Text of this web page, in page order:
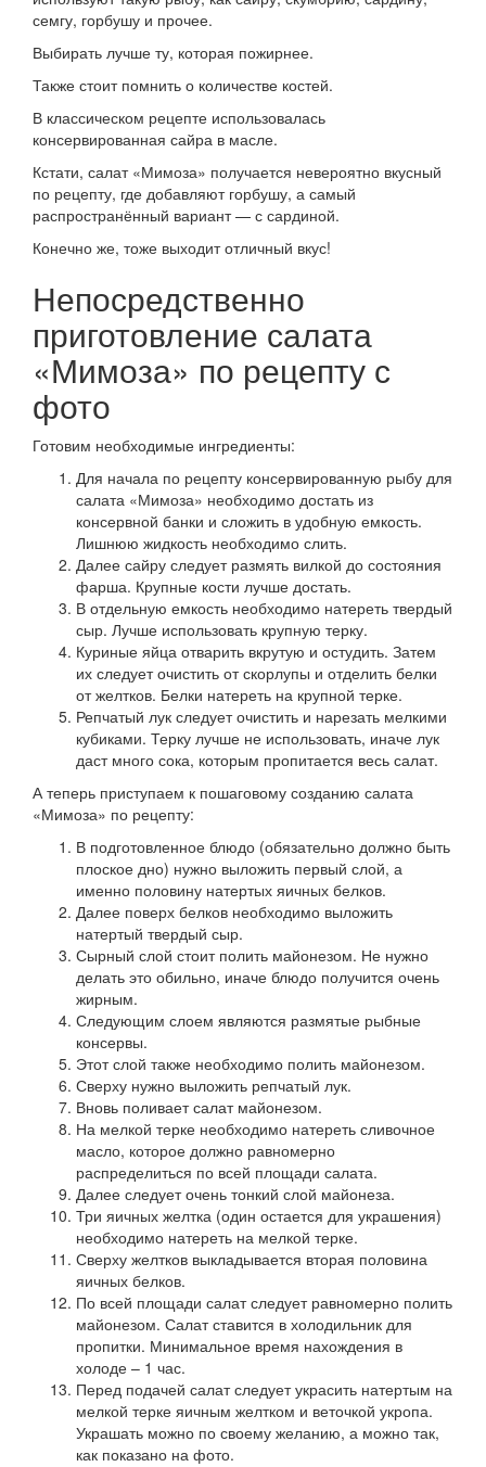
семгу, горбушу и прочее.
Выбирать лучше ту, которая пожирнее.
Также стоит помнить о количестве костей.
В классическом рецепте использовалась
консервированная сайра в масле.
Кстати, салат «Мимоза» получается невероятно вкусный
по рецепту, где добавляют горбушу, а самый
распространённый вариант — с сардиной.
Конечно же, тоже выходит отличный вкус!
Непосредственно
приготовление салата
«Мимоза» по рецепту с
фото
Готовим необходимые ингредиенты:
Для начала по рецепту консервированную рыбу для
салата «Мимоза» необходимо достать из
консервной банки и сложить в удобную емкость.
Лишнюю жидкость необходимо слить.
Далее сайру следует размять вилкой до состояния
фарша. Крупные кости лучше достать.
В отдельную емкость необходимо натереть твердый
сыр. Лучше использовать крупную терку.
Куриные яйца отварить вкрутую и остудить. Затем
их следует очистить от скорлупы и отделить белки
от желтков. Белки натереть на крупной терке.
Репчатый лук следует очистить и нарезать мелкими
кубиками. Терку лучше не использовать, иначе лук
даст много сока, которым пропитается весь салат.
А теперь приступаем к пошаговому созданию салата
«Мимоза» по рецепту:
В подготовленное блюдо (обязательно должно быть
плоское дно) нужно выложить первый слой, а
именно половину натертых яичных белков.
Далее поверх белков необходимо выложить
натертый твердый сыр.
Сырный слой стоит полить майонезом. Не нужно
делать это обильно, иначе блюдо получится очень
жирным.
Следующим слоем являются размятые рыбные
консервы.
Этот слой также необходимо полить майонезом.
Сверху нужно выложить репчатый лук.
Вновь поливает салат майонезом.
На мелкой терке необходимо натереть сливочное
масло, которое должно равномерно
распределиться по всей площади салата.
Далее следует очень тонкий слой майонеза.
Три яичных желтка (один остается для украшения)
необходимо натереть на мелкой терке.
Сверху желтков выкладывается вторая половина
яичных белков.
По всей площади салат следует равномерно полить
майонезом. Салат ставится в холодильник для
пропитки. Минимальное время нахождения в
холоде – 1 час.
Перед подачей салат следует украсить натертым на
мелкой терке яичным желтком и веточкой укропа.
Украшать можно по своему желанию, а можно так,
как показано на фото.